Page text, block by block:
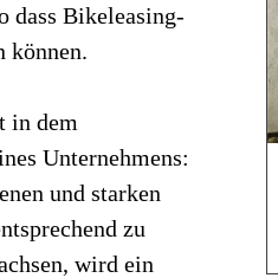
dass Bikeleasing-
können.
in dem
Unternehmens:
und starken
zu
wird ein